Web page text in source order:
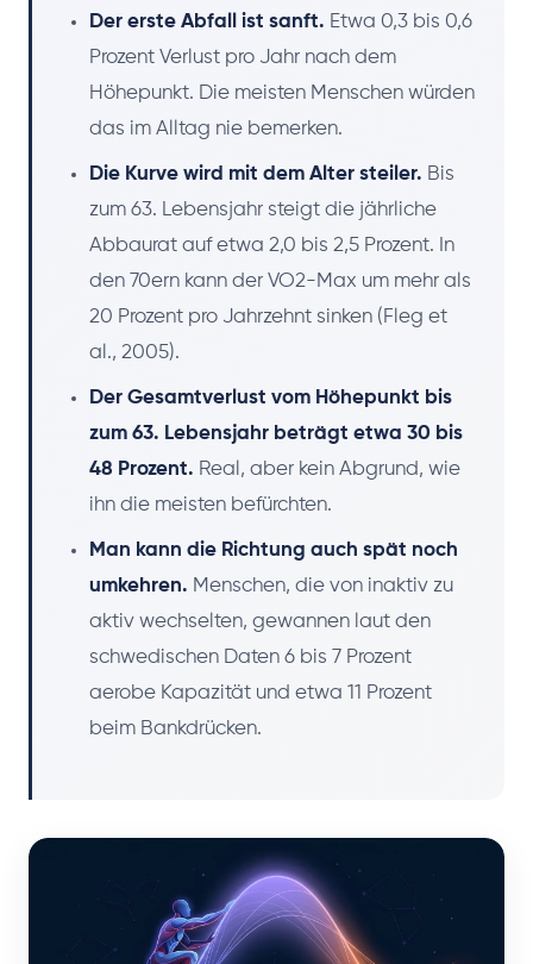
Der erste Abfall ist sanft. Etwa 0,3 bis 0,6
Prozent Verlust pro Jahr nach dem
Höhepunkt. Die meisten Menschen würden
das im Alltag nie bemerken.
Die Kurve wird mit dem Alter steiler. Bis
zum 63. Lebensjahr steigt die jährliche
Abbaurat auf etwa 2,0 bis 2,5 Prozent. In
den 70ern kann der VO2-Max um mehr als
20 Prozent pro Jahrzehnt sinken (Fleg et
al., 2005).
Der Gesamtverlust vom Höhepunkt bis
zum 63. Lebensjahr beträgt etwa 30 bis
48 Prozent. Real, aber kein Abgrund, wie
ihn die meisten befürchten.
Man kann die Richtung auch spät noch
umkehren. Menschen, die von inaktiv zu
aktiv wechselten, gewannen laut den
schwedischen Daten 6 bis 7 Prozent
aerobe Kapazität und etwa 11 Prozent
beim Bankdrücken.